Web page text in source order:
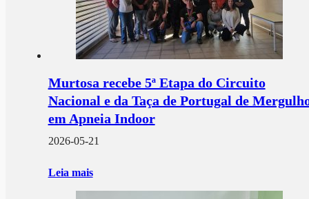
Murtosa recebe 5ª Etapa do Circuito
Nacional e da Taça de Portugal de
em Apneia Indoor
2026-05-21
Leia mais